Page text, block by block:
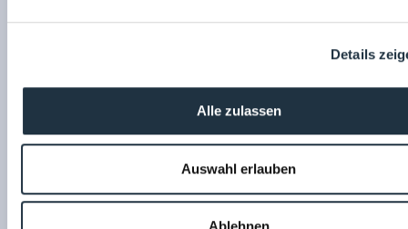
Details
Alle zulassen
Auswahl erlauben
Pharmatec GmbH - a Syntegon company